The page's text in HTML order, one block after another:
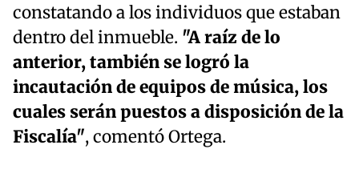
constatando a los individuos que estaban
dentro del inmueble. "A raíz de lo
anterior, también se logró la
incautación de equipos de música, los
cuales serán puestos a disposición de la
Fiscalía", comentó Ortega.